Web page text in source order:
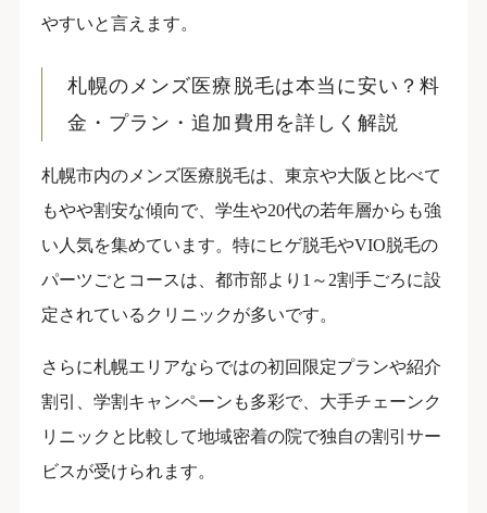
やすいと言えます。
札幌のメンズ医療脱毛は本当に安い？料
金・プラン・追加費用を詳しく解説
札幌市内のメンズ医療脱毛は、東京や大阪と比べて
もやや割安な傾向で、学生や20代の若年層からも強
い人気を集めています。特にヒゲ脱毛やVIO脱毛の
パーツごとコースは、都市部より1～2割手ごろに設
定されているクリニックが多いです。
さらに札幌エリアならではの初回限定プランや紹介
割引、学割キャンペーンも多彩で、大手チェーンク
リニックと比較して地域密着の院で独自の割引サー
ビスが受けられます。